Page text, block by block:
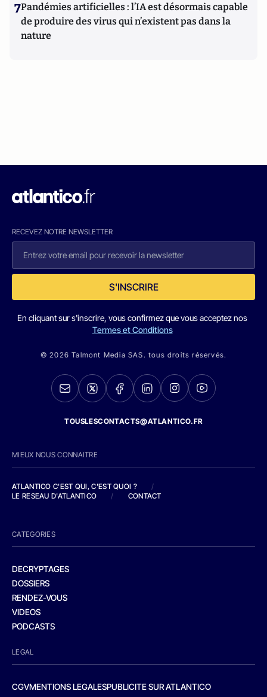
7Pandémies artificielles : l’IA est désormais capable
de produire des virus qui n’existent pas dans la
nature
RECEVEZ NOTRE NEWSLETTER
S'INSCRIRE
En cliquant sur s'inscrire, vous confirmez que vous acceptez nos
Termes et Conditions
© 2026 Talmont Media SAS. tous droits réservés.
TOUSLESCONTACTS@ATLANTICO.FR
MIEUX NOUS CONNAITRE
ATLANTICO C'EST QUI, C'EST QUOI ?
/
LE RESEAU D'ATLANTICO
/ CONTACT
CATEGORIES
DECRYPTAGES
DOSSIERS
RENDEZ-VOUS
VIDEOS
PODCASTS
LEGAL
CGVMENTIONS LEGALESPUBLICITE SUR ATLANTICO